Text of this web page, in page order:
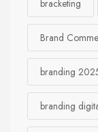
bracketing
Brand
branding
branding